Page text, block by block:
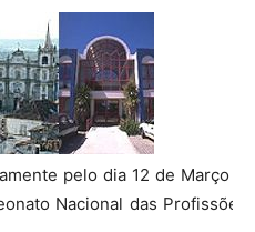
pelo dia 12 de Março
Nacional das Profissões